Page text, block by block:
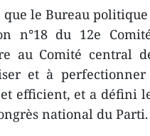
le Bureau
n°18 du 12e
au Comité central
et à
efficient, et a défini
national du Parti.